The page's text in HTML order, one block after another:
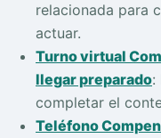
relacionada para
actuar.
Turno virtual
llegar preparado:
completar el
Teléfono